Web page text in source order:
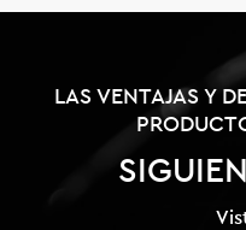
LAS VENTAJAS Y